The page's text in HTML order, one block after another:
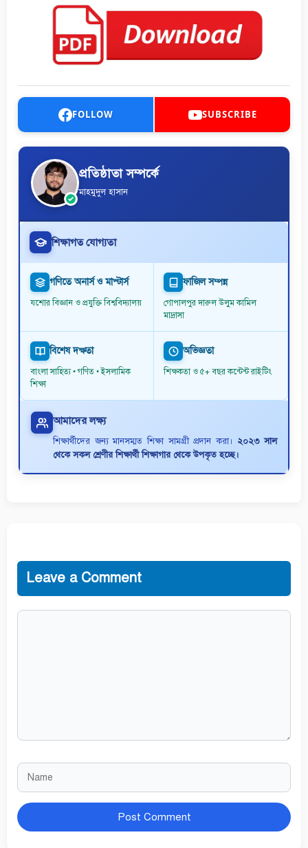
FOLLOW SUBSCRIBE
প্রতিষ্ঠাতা সম্পর্কে
মাহমুদুল হাসান
শিক্ষাগত যোগ্যতা
গণিতে অনার্স ও মাস্টার্স
যশোর বিজ্ঞান ও প্রযুক্তি বিশ্ববিদ্যালয়
ফাজিল সম্পন্ন
গোপালপুর দারুল উলুম কামিল
মাদ্রাসা
বিশেষ দক্ষতা
বাংলা সাহিত্য • গণিত • ইসলামিক
শিক্ষা
অভিজ্ঞতা
শিক্ষকতা ও ৫+ বছর কন্টেন্ট রাইটিং
আমাদের লক্ষ্য
শিক্ষার্থীদের জন্য মানসম্মত শিক্ষা সামগ্রী প্রদান করা। ২০২৩ সাল
থেকে সকল শ্রেণীর শিক্ষার্থী শিক্ষাগার থেকে উপকৃত হচ্ছে।
Leave a Comment
Comment
Name
Website